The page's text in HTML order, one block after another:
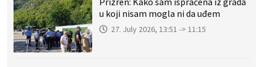
u koji nisam mogla ni da uđem
27. July 2026, 13:51 -> 11:15